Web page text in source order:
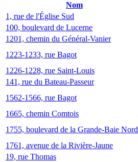
Nom
1, rue de l'Église Sud
100, boulevard de Lucerne
1201, chemin du Général-Vanier
1223-1233, rue Bagot
1226-1228, rue Saint-Louis
141, rue du Bateau-Passeur
1562-1566, rue Bagot
1665, chemin Comtois
1755, boulevard de la Grande-Baie Nord
1761, avenue de la Rivière-Jaune
19, rue Thomas